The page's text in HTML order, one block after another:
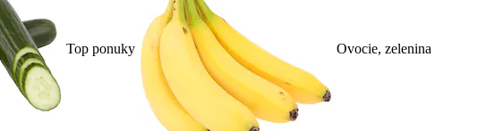
Top ponuky Ovocie, zelenina